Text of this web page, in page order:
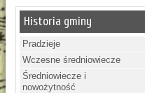
Historia gminy
Pradzieje
Wczesne średniowiecze
Średniowiecze i
nowożytność